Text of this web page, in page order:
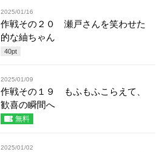
2025/01/16
作戦その２０ 瀬戸さんを笑わせた
的な紬ちゃん
40pt
2025/01/09
作戦その１９ もふもふこらえて、
歓喜の瞬間へ
無料
2025/01/02